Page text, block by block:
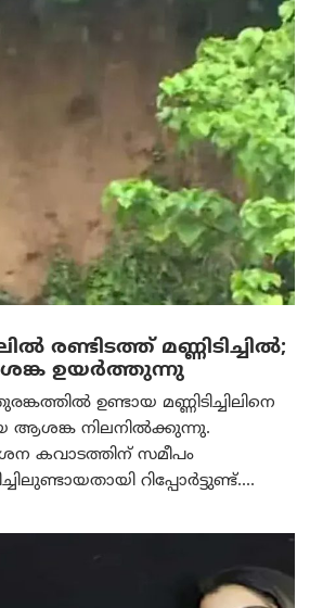
രണ്ടിടത്ത് മണ്ണിടിച്ചിൽ;
ഉയർത്തുന്നു
ഉണ്ടായ മണ്ണിടിച്ചിലിനെ
ആശങ്ക നിലനിൽക്കുന്നു.
കവാടത്തിന് സമീപം
റിപ്പോർട്ടുണ്ട്....